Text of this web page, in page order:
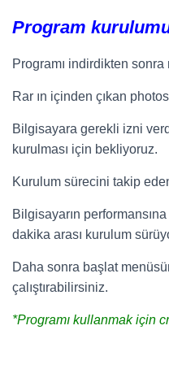
Program
Programı indirdikten sonra
Rar ın içinden çıkan
Bilgisayara gerekli izni
kurulması için bekliyoruz.
Kurulum sürecini takip
Bilgisayarın
dakika arası kurulum
Daha sonra başlat
çalıştırabilirsiniz.
*Programı kullanmak için